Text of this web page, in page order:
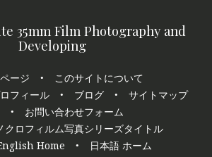
35mm Film Photography and
Developing
ージ
このサイトについて
フィール
ブログ
サイトマップ
お問い合わせフォーム
クロフィルム写真シリーズタイトル
Home
日本語 ホーム